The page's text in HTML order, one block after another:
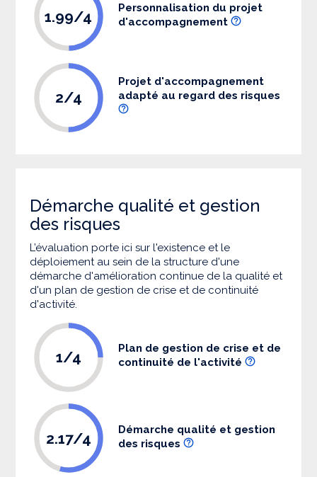
1.99/4
Personnalisation du projet
d'accompagnement
2/4
Projet d'accompagnement
adapté au regard des risques
Démarche qualité et gestion
des risques
L’évaluation porte ici sur l'existence et le
déploiement au sein de la structure d'une
démarche d'amélioration continue de la qualité et
d'un plan de gestion de crise et de continuité
d'activité.
1/4
Plan de gestion de crise et de
continuité de l'activité
2.17/4
Démarche qualité et gestion
des risques